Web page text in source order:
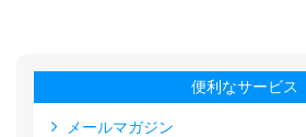
便利なサービス
メールマガジン